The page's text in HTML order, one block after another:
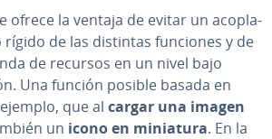
ofrece la ventaja de evitar un aco­pla­
de las distintas funciones y de
de recursos en un nivel bajo
Una función posible basada en
que al cargar una imagen
un icono en miniatura. En la